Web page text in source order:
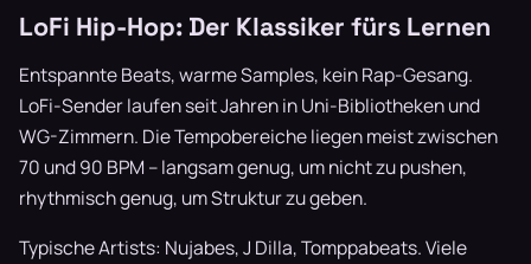
LoFi Hip-Hop: Der Klassiker fürs Lernen
Entspannte Beats, warme Samples, kein Rap-Gesang.
LoFi-Sender laufen seit Jahren in Uni-Bibliotheken und
WG-Zimmern. Die Tempobereiche liegen meist zwischen
70 und 90 BPM – langsam genug, um nicht zu pushen,
rhythmisch genug, um Struktur zu geben.
Typische Artists: Nujabes, J Dilla, Tomppabeats. Viele